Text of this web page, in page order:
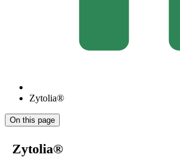
Zytolia®
On this page
Zytolia®